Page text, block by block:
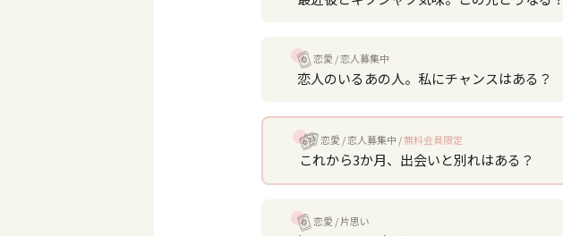
恋愛 恋人募集中
恋人のいるあの人。私にチャンスはある？
恋愛 恋人募集中 無料会員限定
これから3か月、出会いと別れはある？
恋愛 片思い